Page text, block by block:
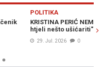
im ni Gospa sveta, pa su i tu